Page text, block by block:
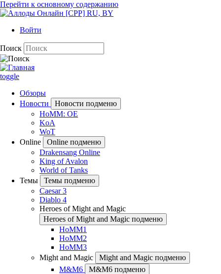
Перейти к основному содержанию
Войти
Поиск
toggle
Обзоры
Новости
Новости подменю
HoMM: OE
KoA
WoT
Online
Online подменю
Drakensang Online
King of Avalon
World of Tanks
Темы
Темы подменю
Caesar 3
Diablo 4
Heroes of Might and Magic
Heroes of Might and Magic подменю
HoMM1
HoMM2
HoMM3
Might and Magic
Might and Magic подменю
M&M6
M&M6 подменю